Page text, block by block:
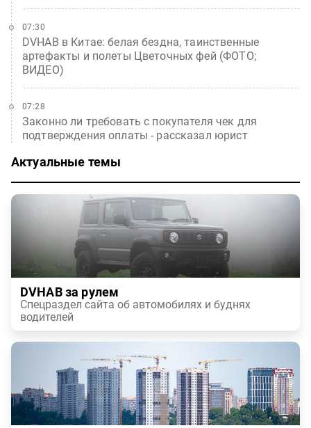
DVHAB в Китае: белая бездна, таинственные
артефакты и полеты Цветочных фей (ФОТО;
ВИДЕО)
07:30
Законно ли требовать с покупателя чек для
подтверждения оплаты - рассказал юрист
07:28
Актуальные темы
DVHAB за рулем
Спецраздел сайта об автомобилях и буднях
водителей